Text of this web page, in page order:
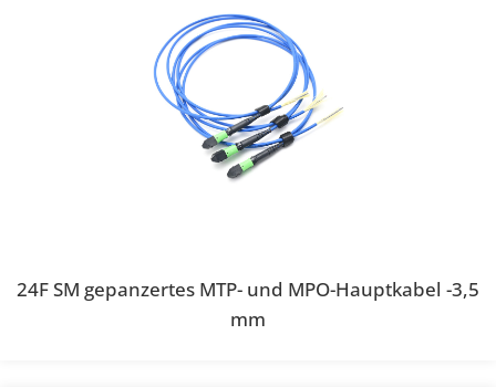
24F SM gepanzertes MTP- und MPO-Hauptkabel -3,5
mm